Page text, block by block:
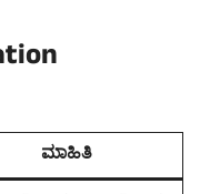
ಮಾಹಿತಿ